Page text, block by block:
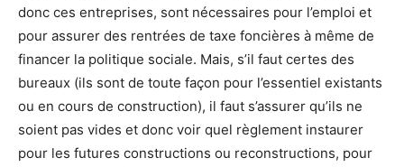
donc ces entreprises, sont nécessaires pour l’emploi et
pour assurer des rentrées de taxe foncières à même de
financer la politique sociale. Mais, s’il faut certes des
bureaux (ils sont de toute façon pour l’essentiel existants
ou en cours de construction), il faut s’assurer qu’ils ne
soient pas vides et donc voir quel règlement instaurer
pour les futures constructions ou reconstructions, pour